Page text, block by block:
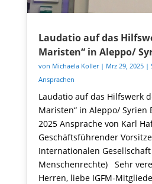
Laudatio auf das
Maristen“ in Aleppo/
von Michaela Koller| Mrz 29, 2025|
Ansprachen
Laudatio auf das Hilfswerk
Maristen“ in Aleppo/ Syrien
2025 Ansprache von Karl
Geschäftsführender
Internationalen
Menschenrechte) Sehr
Herren, liebe IGFM-